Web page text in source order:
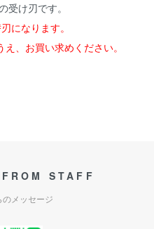
受け刃です。
になります。
、お買い求めください。
STAFF
のメッセージ